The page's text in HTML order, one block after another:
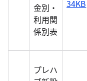
金別・
利用関
係別表
34KB
プレハ